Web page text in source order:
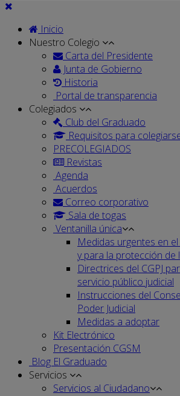
Inicio
Nuestro Colegio
Carta del Presidente
Junta de Gobierno
Historia
Portal de transparencia
Colegiados
Club del Graduado
Requisitos para
PRECOLEGIADOS
Revistas
Agenda
Acuerdos
Correo corporativo
Sala de togas
Ventanilla única
Medidas urgentes en
y para la protección de
Directrices del CGPJ
servicio público judicial
Instrucciones del
Poder Judicial
Medidas a adoptar
Kit Electrónico
Presentación CGSM
Blog El Graduado
Servicios
Servicios al Ciudadano